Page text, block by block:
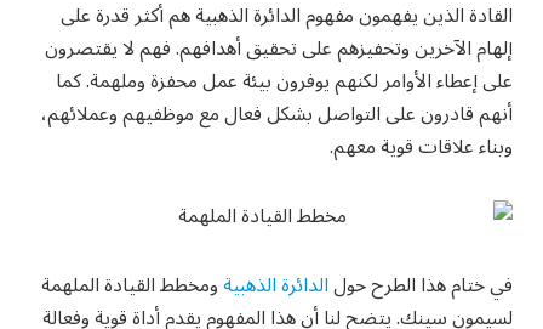
القادة الذين يفهمون مفهوم الدائرة الذهبية هم أكثر قدرة على
إلهام الآخرين وتحفيزهم على تحقيق أهدافهم. فهم لا يقتصرون
على إعطاء الأوامر لكنهم يوفرون بيئة عمل محفزة وملهمة. كما
أنهم قادرون على التواصل بشكل فعال مع موظفيهم وعملائهم،
وبناء علاقات قوية معهم.
في ختام هذا الطرح حولالدائرة الذهبيةومخطط القيادة الملهمة
لسيمون سينك. يتضح لنا أن هذا المفهوم يقدم أداة قوية وفعالة